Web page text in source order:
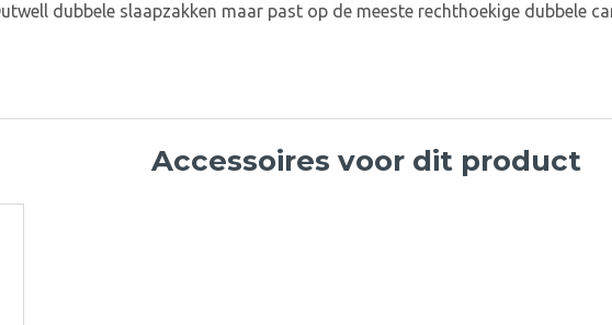
dubbele slaapzakken maar past op de meeste rechthoekige dubbele
Accessoires voor dit product